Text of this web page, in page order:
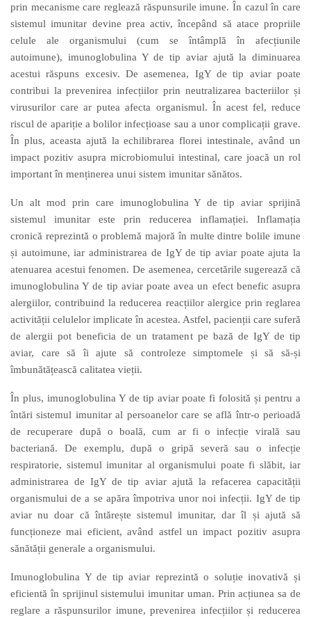
prin mecanisme care reglează răspunsurile imune. În cazul în care
sistemul imunitar devine prea activ, începând să atace propriile
celule ale organismului (cum se întâmplă în afecțiunile
autoimune), imunoglobulina Yde tip aviar ajută la diminuarea
acestui răspuns excesiv. De asemenea, IgYde tip aviarpoate
contribui la prevenirea infecțiilor prin neutralizarea bacteriilor și
virusurilor care ar putea afecta organismul. În acest fel, reduce
riscul de apariție a bolilor infecțioase sau a unor complicații grave.
În plus, aceasta ajută la echilibrarea florei intestinale, având un
impact pozitiv asupra microbiomului intestinal, care joacă un rol
important în menținerea unui sistem imunitar sănătos.
Un alt mod prin care imunoglobulina Yde tip aviarsprijină
sistemul imunitar este prin reducerea inflamației. Inflamația
cronică reprezintă o problemă majoră în multe dintre bolile imune
și autoimune, iar administrarea de IgYde tip aviar poate ajuta la
atenuarea acestui fenomen. De asemenea, cercetările sugerează că
imunoglobulina Yde tip aviarpoate avea un efect benefic asupra
alergiilor, contribuind la reducerea reacțiilor alergice prin reglarea
activității celulelor implicate în acestea. Astfel, pacienții care suferă
de alergii pot beneficia de un tratament pe bază de IgY de tip
aviar, care să îiajute să controleze simptomele și să să-și
îmbunătățească calitatea vieții.
În plus, imunoglobulina Yde tip aviarpoate fi folosită și pentru a
întări sistemul imunitar al persoanelor care se află într-o perioadă
de recuperare după o boală, cum ar fi o infecție virală sau
bacteriană. De exemplu, după o gripă severă sau o infecție
respiratorie, sistemul imunitar al organismului poate fi slăbit, iar
administrarea de IgYde tip aviar ajută la refacerea capacității
organismului de a se apăra împotriva unor noi infecții. IgYde tip
aviarnu doar că întărește sistemul imunitar, dar îl și ajută să
funcționeze mai eficient, având astfel un impact pozitiv asupra
sănătății generale a organismului.
Imunoglobulina Y de tip aviar reprezintă o soluție inovativă și
eficientă în sprijinul sistemului imunitar uman. Prin acțiunea sa de
reglare a răspunsurilor imune, prevenirea infecțiilor și reducerea